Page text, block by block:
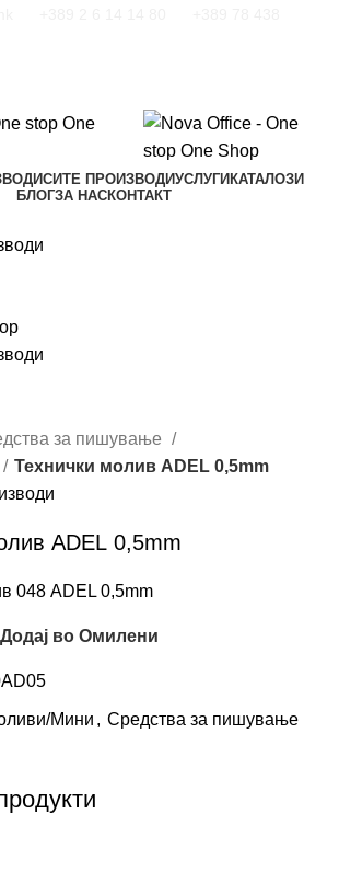
СИТЕ ПРОИЗВОДИУСЛУГИ КАТАЛОЗИ
БЛОГЗА НАСКОНТАКТ
за пишување
Технички молив ADEL 0,5mm
ADEL 0,5mm
048 ADEL 0,5mm
Додај во Омилени
Мини , Средства за пишување